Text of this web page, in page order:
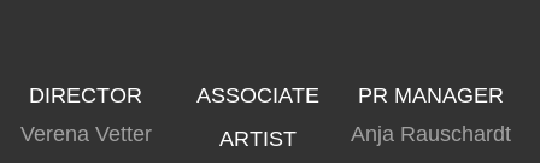
DIRECTOR
Verena Vetter
ASSOCIATE
ARTIST
PR MANAGER
Anja Rauschardt